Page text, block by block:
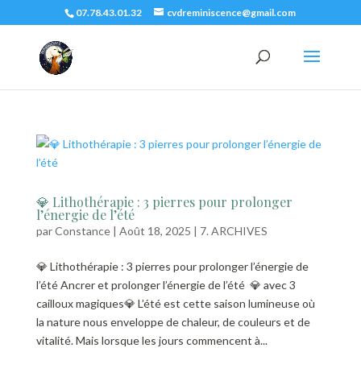
07.78.43.01.32 cvdreminiscence@gmail.com
💎 Lithothérapie : 3 pierres pour prolonger
l’énergie de l’été
parConstance| Août 18, 2025 | 7. ARCHIVES
💎 Lithothérapie : 3 pierres pour prolonger l’énergie de
l’été Ancrer et prolonger l’énergie de l’été 💎 avec 3
cailloux magiques💎 L’été est cette saison lumineuse où
la nature nous enveloppe de chaleur, de couleurs et de
vitalité. Mais lorsque les jours commencent à...